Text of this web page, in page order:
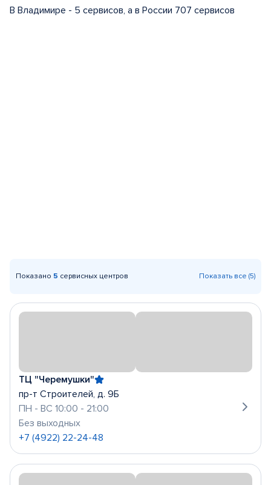
В Владимире - 5 сервисов, а в России 707 сервисов
Показано 5 сервисных центров Показать все (5)
ТЦ "Черемушки"
пр-т Строителей, д. 9Б
ПН - ВС 10:00 - 21:00
Без выходных
+7 (4922) 22-24-48